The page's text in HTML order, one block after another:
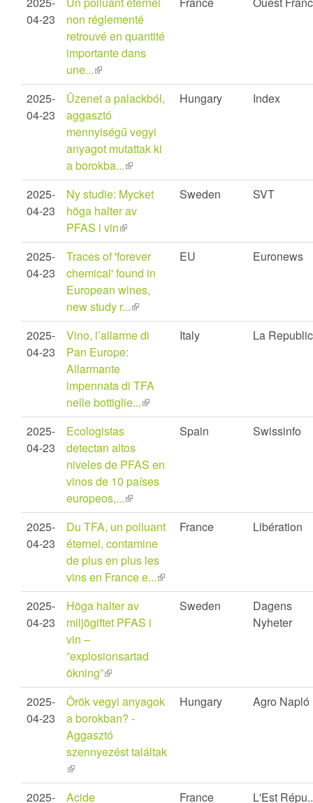
external)
04-23
non réglementé
retrouvé en quantité
importante dans
une...(link
is
external)
2025-
04-23
Üzenet a palackból,
aggasztó
mennyiségű vegyi
anyagot mutattak ki
a borokba...(link
is
external)
Hungary Index
2025-
04-23
Ny studie: Mycket
höga halter av
PFAS i vin(link
is
external)
Sweden SVT
2025-
04-23
Traces of 'forever
chemical' found in
European wines,
new study r...(link
is
external)
EU Euronews
2025-
04-23
Vino, l’allarme di
Pan Europe:
Allarmante
impennata di TFA
nelle bottiglie...(link
is
external)
Italy La
2025-
04-23
Ecologistas
detectan altos
niveles de PFAS en
vinos de 10 países
europeos,...(link
is
external)
Spain Swissinfo
2025-
04-23
Du TFA, un polluant
éternel, contamine
de plus en plus les
vins en France e...(link
is
external)
France Libération
2025-
04-23
Höga halter av
miljögiftet PFAS i
vin –
”explosionsartad
ökning”(link
is
external)
Sweden
Dagens
Nyheter
2025-
04-23
Örök vegyi anyagok
a borokban? -
Aggasztó
szennyezést találtak
(link
is
Hungary Agro Napló
2025- Acide France L'Est